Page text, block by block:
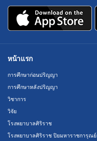
หน้าแรก
การศึกษาก่อนปริญญา
การศึกษาหลังปริญญา
วิชาการ
วิจัย
โรงพยาบาลศิริราช
โรงพยาบาลศิริราช ปิยมหาราชการุณย์